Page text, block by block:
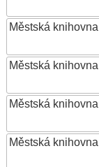
Městská
Městská
Městská
Městská